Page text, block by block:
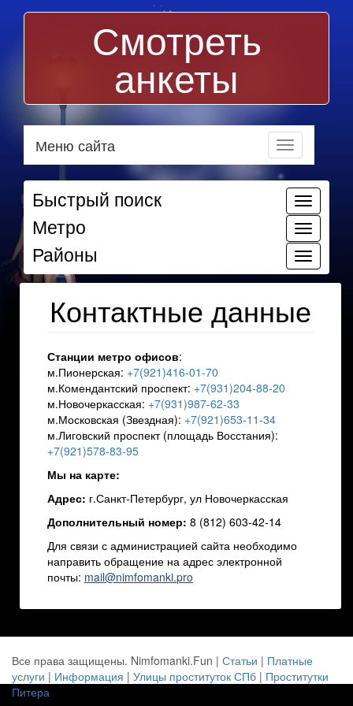
Смотреть
анкеты
Меню сайта
Быстрый поиск
Метро
Районы
Контактные данные
Станции метро офисов:
м.Пионерская: +7(921)416-01-70
м.Комендантский проспект: +7(931)204-88-20
м.Новочеркасская: +7(931)987-62-33
м.Московская (Звездная): +7(921)653-11-34
м.Лиговский проспект (площадь Восстания):
+7(921)578-83-95
Мы на карте:
Адрес: г.Санкт-Петербург, ул Новочеркасская
Дополнительный номер: 8 (812) 603-42-14
Для связи с администрацией сайта необходимо
направить обращение на адрес электронной
почты: mail@nimfomanki.pro
Все права защищены. Nimfomanki.Fun | Статьи | Платные
услуги | Информация | Улицы проституток СПб | Проститутки
Питера